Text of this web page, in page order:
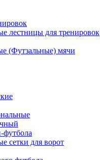
лестницы для тренировок
(Футзальные) мячи
футбола
сетки для ворот